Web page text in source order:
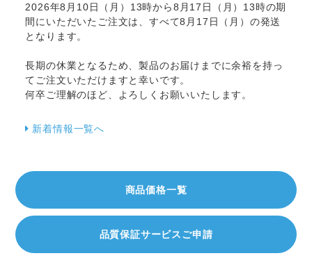
2026年8月10日（月）13時から8月17日（月）13時の期
間にいただいたご注文は、すべて8月17日（月）の発送
となります。
長期の休業となるため、製品のお届けまでに余裕を持っ
てご注文いただけますと幸いです。
何卒ご理解のほど、よろしくお願いいたします。
新着情報一覧へ
商品価格一覧
品質保証サービスご申請